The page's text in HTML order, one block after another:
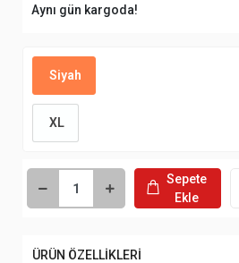
Aynı gün kargoda!
Siyah
XL
Sepete
Ekle
ÜRÜN ÖZELLİKLERİ